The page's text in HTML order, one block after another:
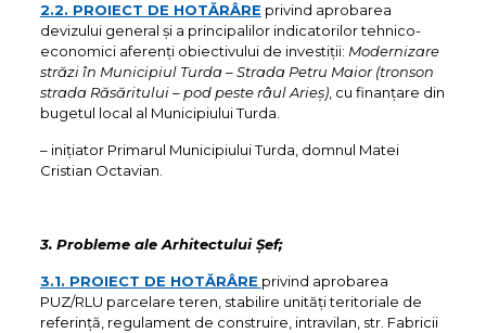
2.2. PROIECT DE HOTĂRÂRE privind aprobarea
devizului general și a principalilor indicatorilor tehnico-
economici aferenți obiectivului de investiții: Modernizare
străzi în Municipiul Turda – Strada Petru Maior (tronson
strada Răsăritului – pod peste râul Arieș), cu finanțare din
bugetul local al Municipiului Turda.
– iniţiator Primarul Municipiului Turda, domnul Matei
Cristian Octavian.
3. Probleme ale Arhitectului Șef;
3.1. PROIECT DE HOTĂRÂRE privind aprobarea
PUZ/RLU parcelare teren, stabilire unități teritoriale de
referință, regulament de construire, intravilan, str. Fabricii